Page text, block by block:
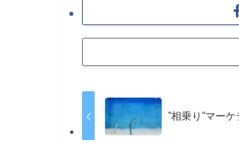
”相乗り”マー